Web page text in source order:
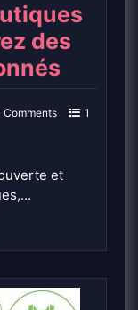
des
Comments
1
et